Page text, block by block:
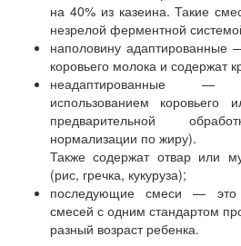
на 40% из казеина. Такие
незрелой ферментной
наполовину адаптированные
коровьего молока и содержат
неадаптированные —
использованием коровьего
предварительной
нормализации по жиру).
Также содержат отвар или
(рис, гречка, кукуруза);
последующие смеси — это
смесей с одним стандартом
разный возраст ребенка.